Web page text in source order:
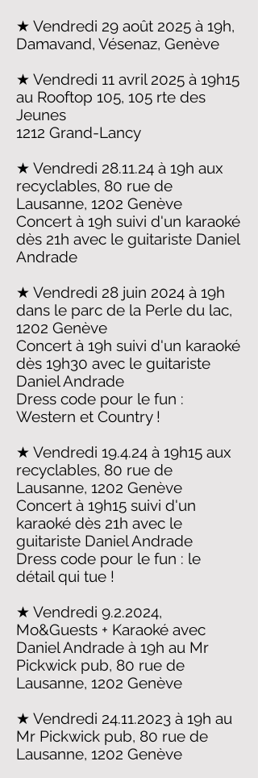
★ Vendredi 29 août 2025 à 19h,
Damavand, Vésenaz, Genève​
★ Vendredi 11 avril 2025 à 19h15
au Rooftop 105, 105 rte des
Jeunes
1212 Grand-Lancy
★ Vendredi 28.11.24 à 19h aux
recyclables, 80 rue de
Lausanne, 1202 Genève
Concert à 19h suivi d'un karaoké
dès 21h avec le guitariste Daniel
Andrade
★ Vendredi 28 juin 2024 à 19h
dans le parc de la Perle du lac,
1202 Genève
Concert à 19h suivi d'un karaoké
dès 19h30 avec le guitariste
Daniel Andrade
Dress code pour le fun :
Western et Country !
★ Vendredi 19.4.24 à 19h15 aux
recyclables, 80 rue de
Lausanne, 1202 Genève
Concert à 19h15 suivi d'un
karaoké dès 21h avec le
guitariste Daniel Andrade
Dress code pour le fun : le
détail qui tue !
★ Vendredi 9.2.2024,
Mo&Guests + Karaoké avec
Daniel Andrade à 19h au Mr
Pickwick pub, 80 rue de
Lausanne, 1202 Genève
★ Vendredi 24.11.2023 à 19h au
Mr Pickwick pub, 80 rue de
Lausanne, 1202 Genève